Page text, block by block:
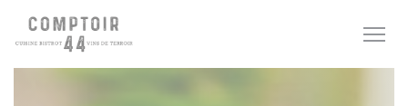
Πίνακας διαχείρισης "Μπισκότων" (Cookies)